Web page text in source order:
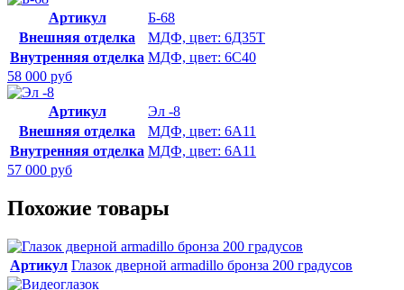
Артикул
Б-68
Внешняя отделка
МДФ, цвет: 6Д35Т
Внутренняя отделка МДФ, цвет: 6С40
58 000 руб
Артикул
Эл -8
Внешняя отделка
МДФ, цвет: 6А11
Внутренняя отделка МДФ, цвет: 6А11
57 000 руб
Похожие товары
Артикул Глазок дверной armadillo бронза 200 градусов